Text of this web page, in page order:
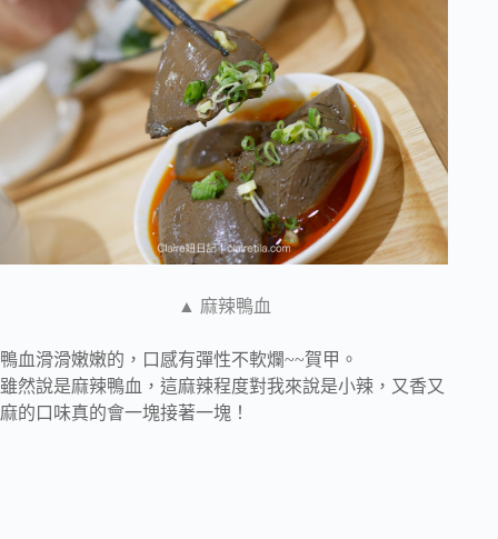
▲ 麻辣鴨血
鴨血滑滑嫩嫩的，口感有彈性不軟爛~~賀甲。
雖然說是麻辣鴨血，這麻辣程度對我來說是小辣，又香又
麻的口味真的會一塊接著一塊！